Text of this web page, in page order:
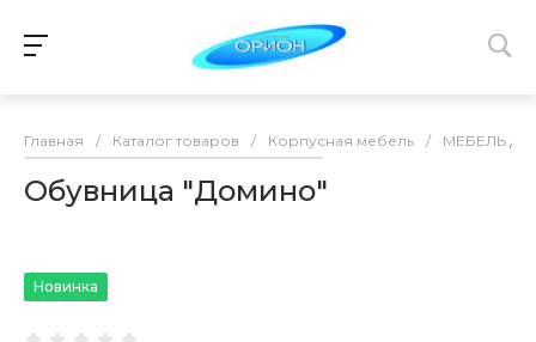
Главная / Каталог товаров / Корпусная мебель / МЕБЕЛЬ
Обувница "Домино"
Новинка